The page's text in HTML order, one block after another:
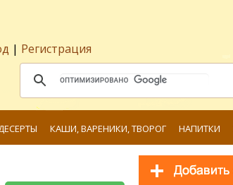
| Регистрация
КАШИ, ВАРЕНИКИ, ТВОРОГ НАПИТКИ